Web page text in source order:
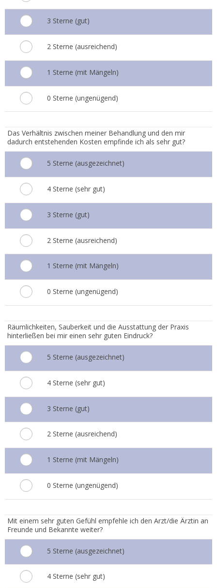
3 Sterne (gut)
2 Sterne (ausreichend)
1 Sterne (mit Mängeln)
0 Sterne (ungenügend)
Das Verhältnis zwischen meiner Behandlung und den mir
dadurch entstehenden Kosten empfinde ich als sehr gut?
5 Sterne (ausgezeichnet)
4 Sterne (sehr gut)
3 Sterne (gut)
2 Sterne (ausreichend)
1 Sterne (mit Mängeln)
0 Sterne (ungenügend)
Räumlichkeiten, Sauberkeit und die Ausstattung der Praxis
hinterließen bei mir einen sehr guten Eindruck?
5 Sterne (ausgezeichnet)
4 Sterne (sehr gut)
3 Sterne (gut)
2 Sterne (ausreichend)
1 Sterne (mit Mängeln)
0 Sterne (ungenügend)
Mit einem sehr guten Gefühl empfehle ich den Arzt/die Ärztin an
Freunde und Bekannte weiter?
5 Sterne (ausgezeichnet)
4 Sterne (sehr gut)